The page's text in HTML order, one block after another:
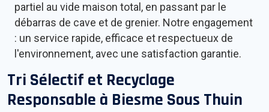
partiel au vide maison total, en passant par le
débarras de cave et de grenier. Notre engagement
: un service rapide, efficace et respectueux de
l'environnement, avec une satisfaction garantie.
Tri Sélectif et Recyclage
Responsable à Biesme Sous Thuin